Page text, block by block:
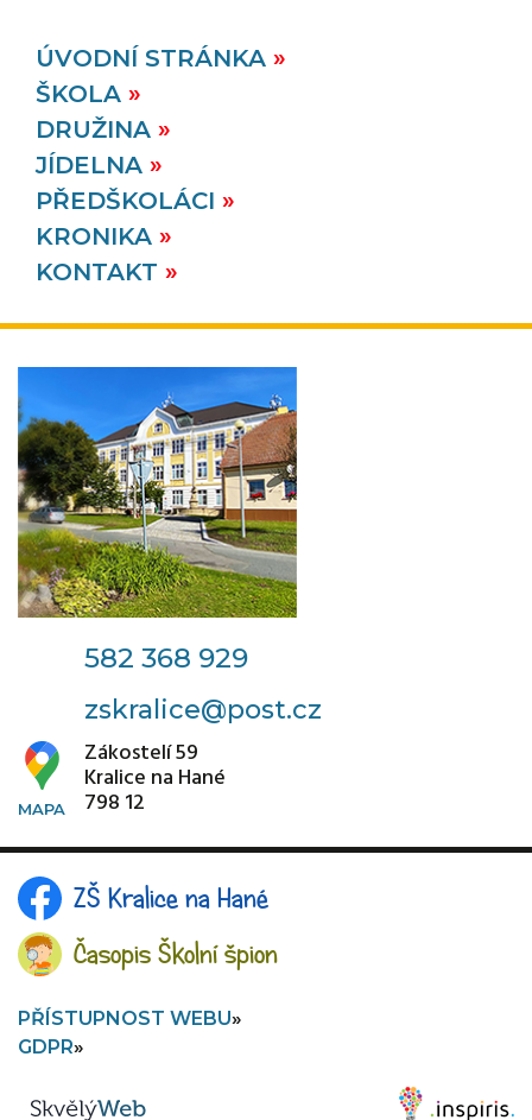
ÚVODNÍ STRÁNKA
ŠKOLA
DRUŽINA
JÍDELNA
PŘEDŠKOLÁCI
KRONIKA
KONTAKT
582 368 929
zskralice@post.cz
Zákostelí 59
Kralice na Hané
798 12
ZŠ Kralice na Hané
Časopis Školní špion
PŘÍSTUPNOST WEBU
GDPR